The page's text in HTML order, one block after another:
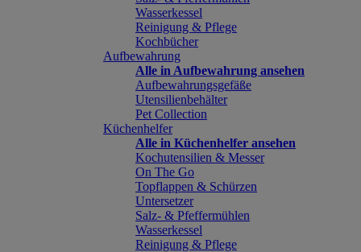
Wasserkessel
Reinigung & Pflege
Kochbücher
Aufbewahrung
Alle in Aufbewahrung ansehen
Aufbewahrungsgefäße
Utensilienbehälter
Pet Collection
Küchenhelfer
Alle in Küchenhelfer ansehen
Kochutensilien & Messer
On The Go
Topflappen & Schürzen
Untersetzer
Salz- & Pfeffermühlen
Wasserkessel
Reinigung & Pflege